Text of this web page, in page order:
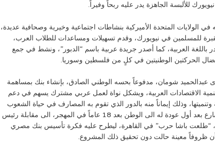
للألبسة الجاهزة يدر عليه ربحاً وفيراً.
الولايات المتحدة الأميركية بنشاطات اجتماعية وخيرية وصحافية عديدة،
للمسلمين في نيويورك، وقدم تسهيلات ومساعدات للطلاب العرب،
العربية، كما أصدر جريدة عربية باسم “الدبور”، ونشط في جمع
الحركتين الوطنيتين في كلٍ من فلسطين وسوريا.
عبدالحميد شومان، مدفوعاً بحسه الوطني الصادق، بإنشاء بنك بمساهمة
الاقتصادات العربية، ويشكل نواة لعمل عربي مشترك يسهم في دعم
وتنميتها، وذلك إيماناً منه بالدور الذي تقوم به المصارف في حياة الشعوب
واقتصاديات بلدانها، فسارع بعد أول عودة له الى الوطن بعد 18 عاماً في المهجر، الى مقابلة رئيس
“طلعت باشا حرب” في القاهرة، ليطرح عليه فكرة تأسيس بنك مصري
ظروفاً معينة حالت دون تحقيق ذلك المشروع.